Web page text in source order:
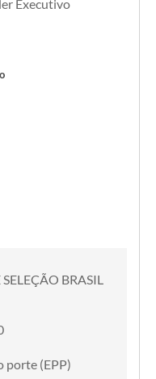
Executivo
BRASIL
porte (EPP)